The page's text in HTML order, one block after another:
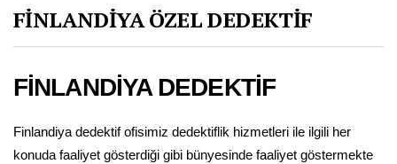
FİNLANDİYA ÖZEL DEDEKTİF
FİNLANDİYA DEDEKTİF
Finlandiya dedektif ofisimiz dedektiflik hizmetleri ile ilgili her
konuda faaliyet gösterdiği gibi bünyesinde faaliyet göstermekte